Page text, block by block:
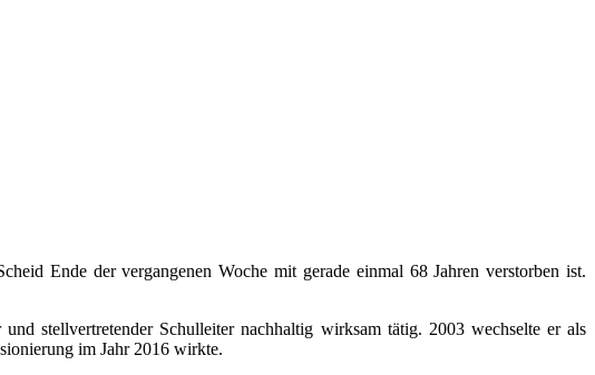
Ende der vergangenen Woche mit gerade einmal 68 Jahren verstorben ist.
stellvertretender Schulleiter nachhaltig wirksam tätig. 2003 wechselte er als
im Jahr 2016 wirkte.